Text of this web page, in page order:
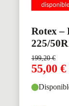
Rotex –
225/
199,20€
55,00 €